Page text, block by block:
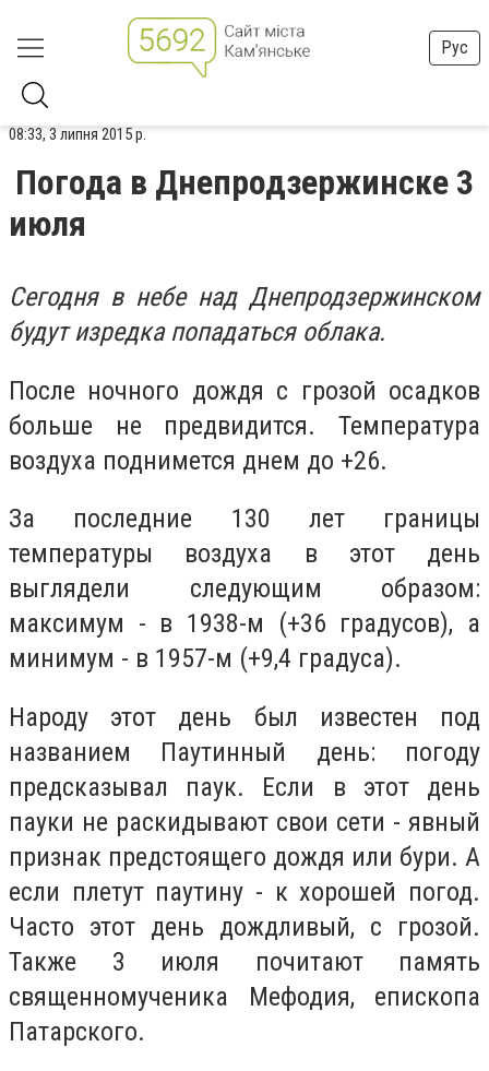
Рус
08:33, 3 липня 2015 р.
Погода в Днепродзержинске 3
июля
Сегодня в небе над Днепродзержинском
будут изредка попадаться облака.
После ночного дождя с грозой осадков
больше не предвидится. Температура
воздуха поднимется днем до +26.
За последние 130 лет границы
температуры воздуха в этот день
выглядели следующим образом:
максимум - в 1938-м (+36 градусов), а
минимум - в 1957-м (+9,4 градуса).
Народу этот день был известен под
названием Паутинный день: погоду
предсказывал паук. Если в этот день
пауки не раскидывают свои сети - явный
признак предстоящего дождя или бури. А
если плетут паутину - к хорошей погод.
Часто этот день дождливый, с грозой.
Также 3 июля почитают память
священномученика Мефодия, епископа
Патарского.